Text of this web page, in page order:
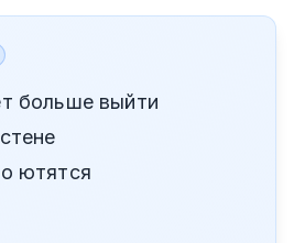
больше выйти
ютятся